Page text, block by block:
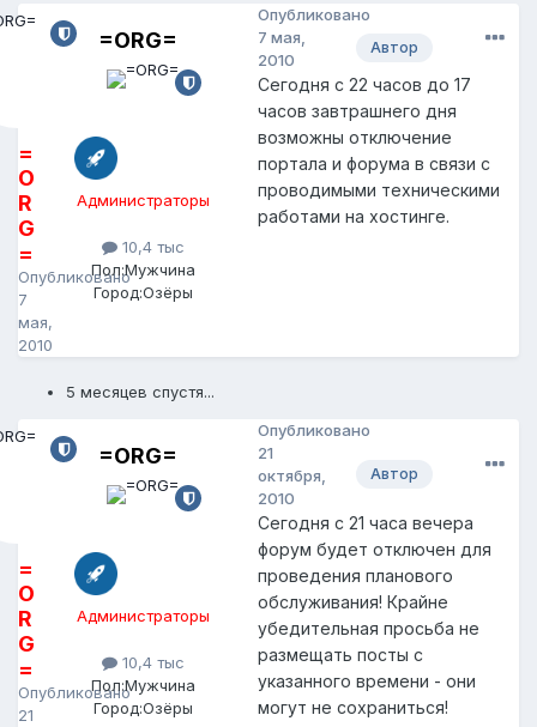
=
O
R
G
=
Опубликовано
7
мая,
2010
=ORG=
Администраторы
10,4 тыс
Пол:Мужчина
Город:Озёры
Автор
Опубликовано
7 мая,
2010
Сегодня с 22 часов до 17
часов завтрашнего дня
возможны отключение
портала и форума в связи с
проводимыми техническими
работами на хостинге.
5 месяцев спустя...
=
O
R
G
=
Опубликовано
21
=ORG=
Администраторы
10,4 тыс
Пол:Мужчина
Город:Озёры
Автор
Опубликовано
21
октября,
2010
Сегодня с 21 часа вечера
форум будет отключен для
проведения планового
обслуживания! Крайне
убедительная просьба не
размещать посты с
указанного времени - они
могут не сохраниться!